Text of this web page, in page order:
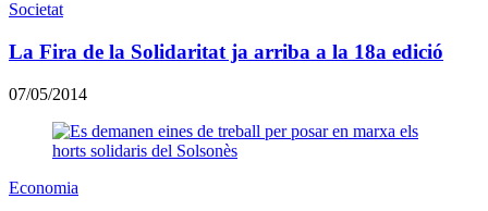
Societat
La Fira de la Solidaritat ja arriba a la 18a edició
07/05/2014
Economia